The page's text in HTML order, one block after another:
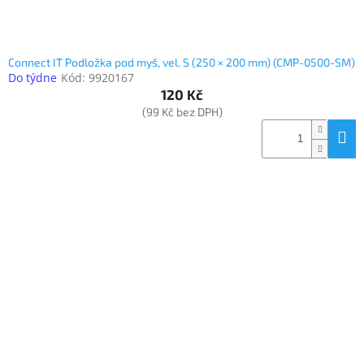
Connect IT Podložka pod myš, vel. S (250 × 200 mm) (CMP-0500-SM)
Do týdne Kód: 9920167
120 Kč
(99 Kč bez DPH)